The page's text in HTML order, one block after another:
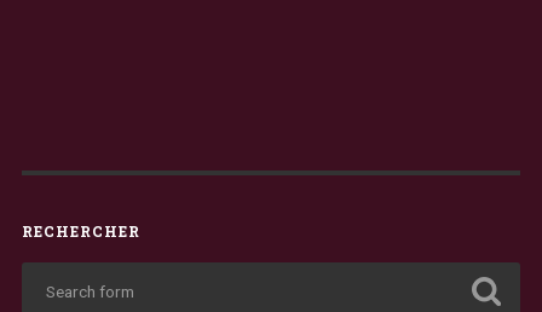
RECHERCHER